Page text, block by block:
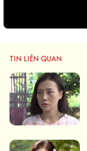
TIN LIÊN QUAN